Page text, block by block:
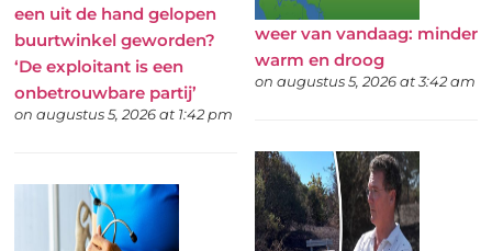
een uit de hand gelopen
buurtwinkel geworden?
‘De exploitant is een
onbetrouwbare partij’
on augustus 5, 2026 at 1:42 pm
weer van vandaag: minder
warm en droog
on augustus 5, 2026 at 3:42 am